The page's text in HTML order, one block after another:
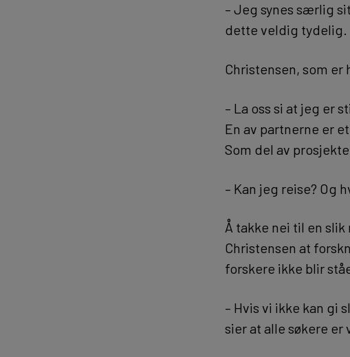
– Jeg synes særlig
dette veldig tydelig.
Christensen, som
– La oss si at jeg er
En av partnerne er
Som del av
– Kan jeg reise? Og
Å takke nei til en
Christensen at
forskere ikke blir
– Hvis vi ikke kan gi
sier at alle søkere